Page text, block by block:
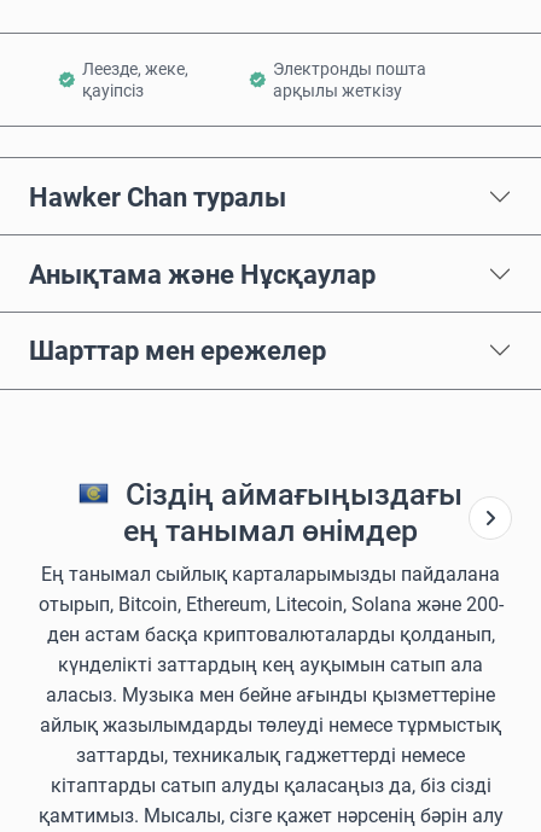
Леезде, жеке,
қауіпсіз
Электронды пошта
арқылы жеткізу
Hawker Chan туралы
Анықтама және Нұсқаулар
Шарттар мен ережелер
Сіздің аймағыңыздағы
ең танымал өнімдер
Ең танымал сыйлық карталарымызды пайдалана
отырып, Bitcoin, Ethereum, Litecoin, Solana және 200-
ден астам басқа криптовалюталарды қолданып,
күнделікті заттардың кең ауқымын сатып ала
аласыз. Музыка мен бейне ағынды қызметтеріне
айлық жазылымдарды төлеуді немесе тұрмыстық
заттарды, техникалық гаджеттерді немесе
кітаптарды сатып алуды қаласаңыз да, біз сізді
қамтимыз. Мысалы, сізге қажет нәрсенің бәрін алу